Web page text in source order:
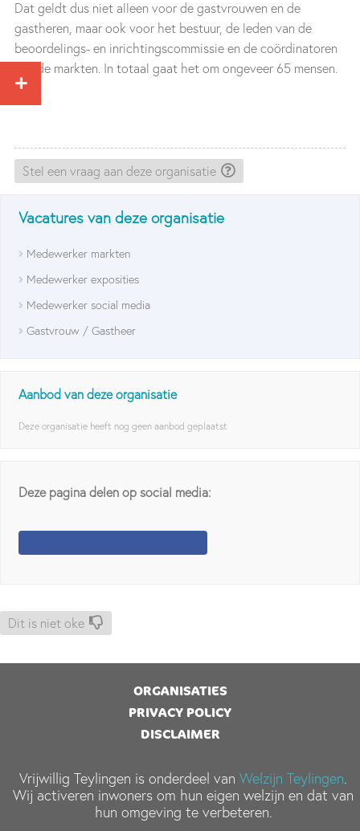
Dat geldt dus niet alleen voor de gastvrouwen en de
gastheren, maar ook voor het bestuur, de leden van de
beoordelings- en inrichtingscommissie en de coördinatoren
van de markten. In totaal gaat het om ongeveer 65 mensen.
Stel een vraag aan deze organisatie
Vacatures van deze organisatie
Medewerker markten
Medewerker exposities
Medewerker social media
Gastvrouw / Gastheer
Aanbod van deze organisatie
Deze organisatie heeft nog geen aanbod geplaatst
Deze pagina delen op social media:
Dit is niet oke
ORGANISATIES
PRIVACY POLICY
DISCLAIMER
Vrijwillig Teylingen is onderdeel vanWelzijn Teylingen.
Wij activeren inwoners om hun eigen welzijn en dat van
hun omgeving te verbeteren.